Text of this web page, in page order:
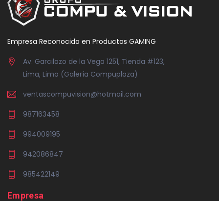
Empresa Reconocida en Productos GAMING
Av. Garcilazo de la Vega 1251, Tienda #123,
Lima, Lima (Galería Compuplaza)
ventascompuvision@hotmail.com
987163458
994009195
942086847
985422149
Empresa